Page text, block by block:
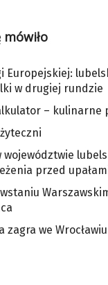
Europejskiej:
w drugiej rundzie
– kulinarne
województwie
przed
zagra we Wrocławiu